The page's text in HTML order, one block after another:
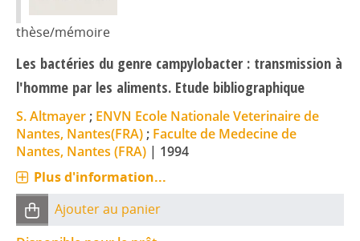
thèse/mémoire
Les bactéries du genre campylobacter : transmission à
l'homme par les aliments. Etude bibliographique
S. Altmayer ; ENVN Ecole Nationale Veterinaire de
Nantes, Nantes(FRA) ; Faculte de Medecine de
Nantes, Nantes (FRA) | 1994
Plus d'information...
Ajouter au panier